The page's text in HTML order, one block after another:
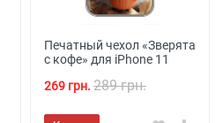
Печатный чехол «Зверята
с кофе» для iPhone 11
269 грн. 289 грн.